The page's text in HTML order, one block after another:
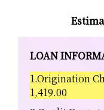
LOAN
1.Origination
1,419.00